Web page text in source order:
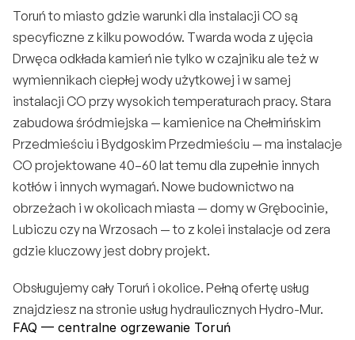
Toruń to miasto gdzie warunki dla instalacji CO są
specyficzne z kilku powodów. Twarda woda z ujęcia
Drwęca odkłada kamień nie tylko w czajniku ale też w
wymiennikach ciepłej wody użytkowej i w samej
instalacji CO przy wysokich temperaturach pracy. Stara
zabudowa śródmiejska — kamienice na Chełmińskim
Przedmieściu i Bydgoskim Przedmieściu — ma instalacje
CO projektowane 40–60 lat temu dla zupełnie innych
kotłów i innych wymagań. Nowe budownictwo na
obrzeżach i w okolicach miasta — domy w Grębocinie,
Lubiczu czy na Wrzosach — to z kolei instalacje od zera
gdzie kluczowy jest dobry projekt.
Obsługujemy cały Toruń i okolice. Pełną ofertę usług
znajdziesz na stronie usług hydraulicznych Hydro-Mur.
FAQ — centralne ogrzewanie Toruń